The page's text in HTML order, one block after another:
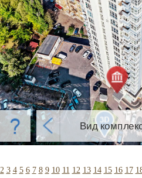
Вид
2 3 4 5 6 7 8 9 10 11 12 13 14 15 16 17